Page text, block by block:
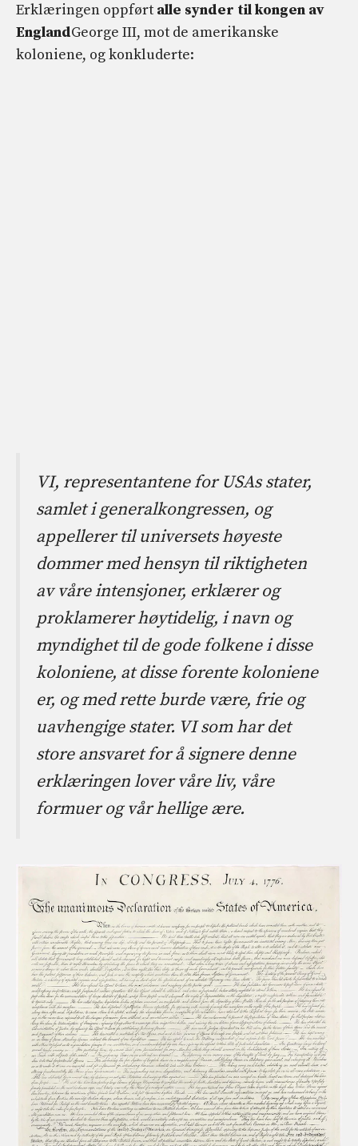
Erklæringen oppført alle synder til kongen av
EnglandGeorge III, mot de amerikanske
koloniene, og konkluderte:
VI, representantene for USAs stater,
samlet i generalkongressen, og
appellerer til universets høyeste
dommer med hensyn til riktigheten
av våre intensjoner, erklærer og
proklamerer høytidelig, i navn og
myndighet til de gode folkene i disse
koloniene, at disse forente koloniene
er, og med rette burde være, frie og
uavhengige stater. VI som har det
store ansvaret for å signere denne
erklæringen lover våre liv, våre
formuer og vår hellige ære.